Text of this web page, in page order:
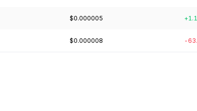
$0.000005
$0.000008 -